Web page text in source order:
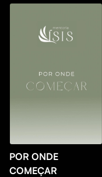
POR ONDE
COMEÇAR